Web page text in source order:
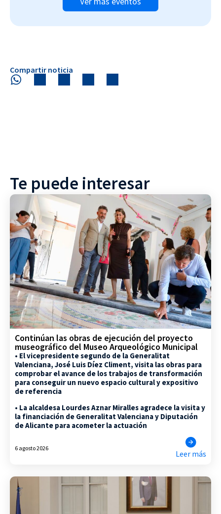
Compartir noticia
Te puede interesar
Continúan las obras de ejecución del proyecto
museográfico del Museo Arqueológico Municipal
• El vicepresidente segundo de la Generalitat
Valenciana, José Luis Díez Climent, visita las obras para
comprobar el avance de los trabajos de transformación
para conseguir un nuevo espacio cultural y expositivo
de referencia
• La alcaldesa Lourdes Aznar Miralles agradece la visita y
la financiación de Generalitat Valenciana y Diputación
de Alicante para acometer la actuación
6 agosto 2026
Leer más